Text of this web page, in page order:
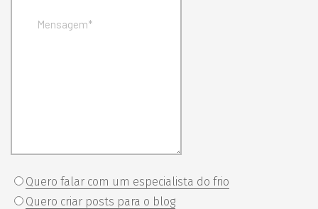
Quero falar com um especialista do frio
Quero criar posts para o blog